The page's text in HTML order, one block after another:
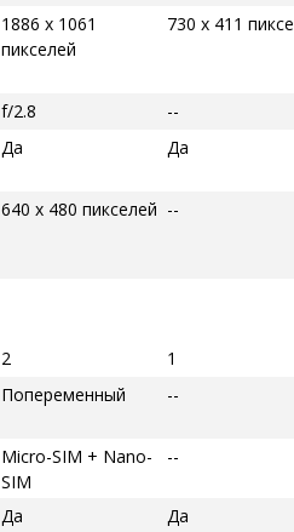
1886 x 1061
пикселей
730 x 411
f/2.8
--
Да Да
640 x 480 пикселей --
2
1
Попеременный --
Micro-SIM + Nano-
SIM
--
Да
Да